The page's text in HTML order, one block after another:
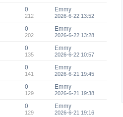
0
212
Emmy
2026-6-22 13:52
0
202
Emmy
2026-6-22 13:28
0
135
Emmy
2026-6-22 10:57
0
141
Emmy
2026-6-21 19:45
0
129
Emmy
2026-6-21 19:38
0
129
Emmy
2026-6-21 19:16